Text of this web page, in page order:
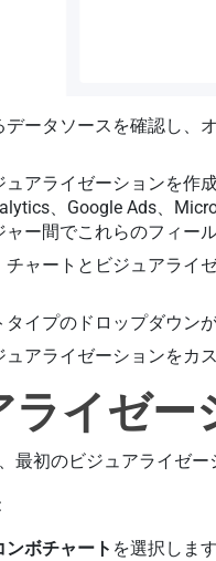
データソースを確認し、
ュアライゼーションを作
、Google Ads、
ー間でこれらのフィー
チャートとビジュアライ
イプのドロップダウン
アライゼーションをカ
ライゼー
最初のビジュアライゼー
ンボチャート を選択します